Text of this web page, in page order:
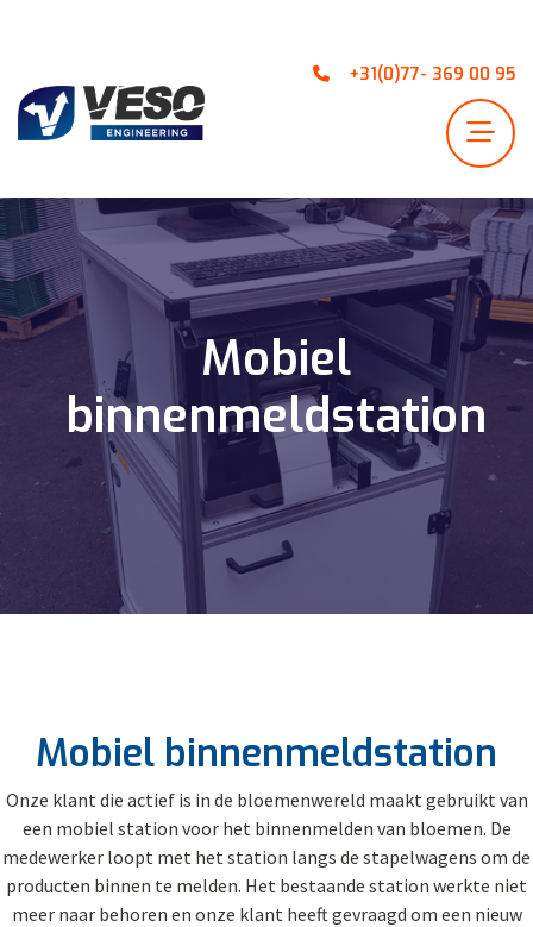
+31(0)77- 369 00 95
Mobiel
binnenmeldstation
Mobiel binnenmeldstation
Onze klant die actief is in de bloemenwereld maakt gebruikt van
een mobiel station voor het binnenmelden van bloemen. De
medewerker loopt met het station langs de stapelwagens om de
producten binnen te melden. Het bestaande station werkte niet
meer naar behoren en onze klant heeft gevraagd om een nieuw